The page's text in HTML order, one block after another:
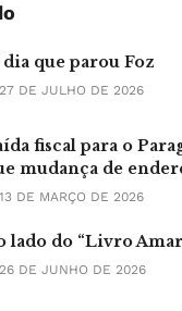
dia que parou Foz
DE JULHO DE 2026
fiscal para o
mudança de
DE MARÇO DE 2026
lado do “Livro
DE JUNHO DE 2026